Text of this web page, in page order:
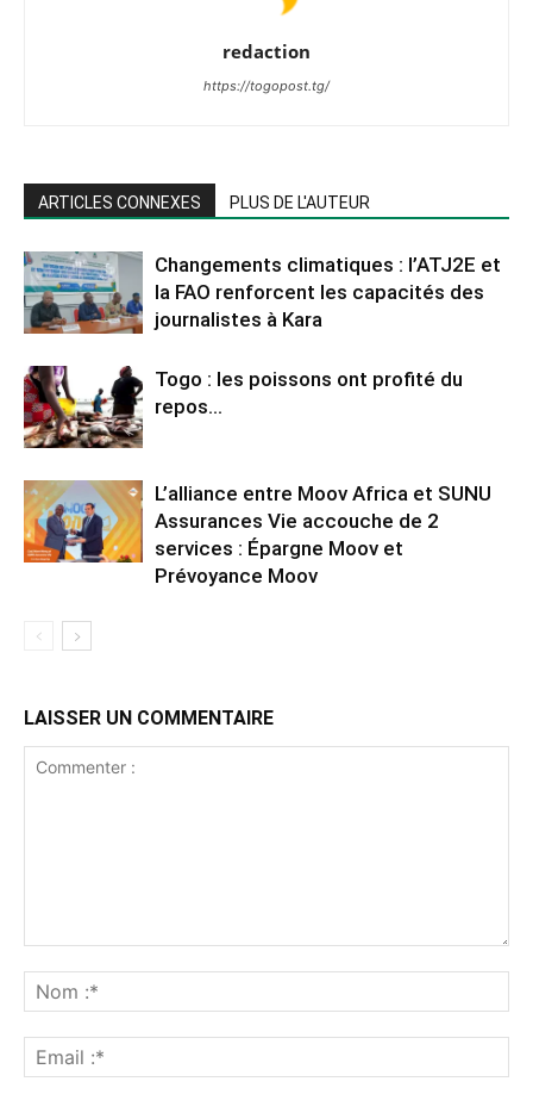
redaction
https://togopost.tg/
ARTICLES CONNEXES PLUS DE L'AUTEUR
Changements climatiques : l’ATJ2E et
la FAO renforcent les capacités des
journalistes à Kara
Togo : les poissons ont profité du
repos…
L’alliance entre Moov Africa et SUNU
Assurances Vie accouche de 2
services : Épargne Moov et
Prévoyance Moov
LAISSER UN COMMENTAIRE